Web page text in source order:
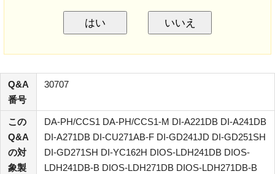
はい いいえ
Q&A
番号
30707
この
Q&A
の対
象製
DA-PH/CCS1 DA-PH/CCS1-M DI-A221DB DI-A241DB
DI-A271DB DI-CU271AB-F DI-GD241JD DI-GD251SH
DI-GD271SH DI-YC162H DIOS-LDH241DB DIOS-
LDH241DB-B DIOS-LDH271DB DIOS-LDH271DB-B